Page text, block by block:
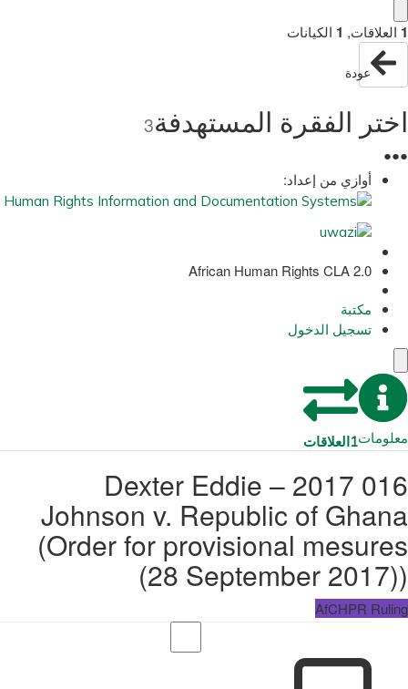
1 العلاقات,
1 الكيانات
عودة
اختر الفقرة المستهدفة3
●
●
●
أوازي من إعداد:
African Human Rights CLA 2.0
مكتبة
تسجيل الدخول
معلومات1العلاقات
016 2017 – Dexter Eddie
Johnson v. Republic of Ghana
(Order for provisional mesures
(28 September 2017))
AfCHPR Ruling